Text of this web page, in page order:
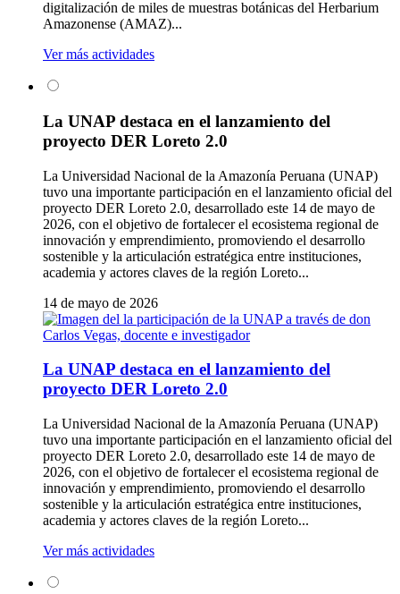
digitalización de miles de muestras botánicas del Herbarium
Amazonense (AMAZ)...
Ver más actividades
La UNAP destaca en el lanzamiento del
proyecto DER Loreto 2.0
La Universidad Nacional de la Amazonía Peruana (UNAP)
tuvo una importante participación en el lanzamiento oficial del
proyecto DER Loreto 2.0, desarrollado este 14 de mayo de
2026, con el objetivo de fortalecer el ecosistema regional de
innovación y emprendimiento, promoviendo el desarrollo
sostenible y la articulación estratégica entre instituciones,
academia y actores claves de la región Loreto...
14 de mayo de 2026
La UNAP destaca en el lanzamiento del
proyecto DER Loreto 2.0
La Universidad Nacional de la Amazonía Peruana (UNAP)
tuvo una importante participación en el lanzamiento oficial del
proyecto DER Loreto 2.0, desarrollado este 14 de mayo de
2026, con el objetivo de fortalecer el ecosistema regional de
innovación y emprendimiento, promoviendo el desarrollo
sostenible y la articulación estratégica entre instituciones,
academia y actores claves de la región Loreto...
Ver más actividades